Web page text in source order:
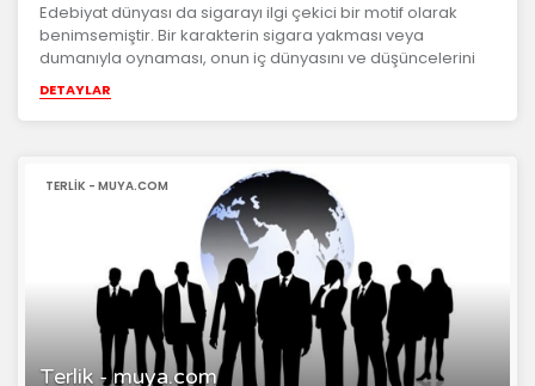
Edebiyat dünyası da sigarayı ilgi çekici bir motif olarak
benimsemiştir. Bir karakterin sigara yakması veya
dumanıyla oynaması, onun iç dünyasını ve düşüncelerini
okuyucuya aktarmada et...
DETAYLAR
Terlik - muya.com
TERLIK - MUYA.COM